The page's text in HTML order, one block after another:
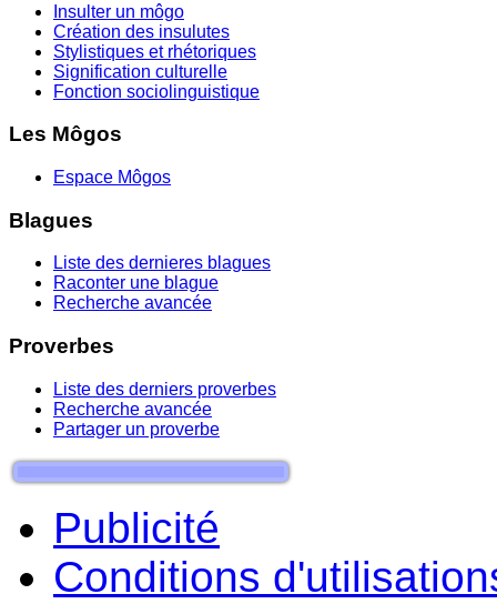
Insulter un môgo
Création des insulutes
Stylistiques et rhétoriques
Signification culturelle
Fonction sociolinguistique
Les Môgos
Espace Môgos
Blagues
Liste des dernieres blagues
Raconter une blague
Recherche avancée
Proverbes
Liste des derniers proverbes
Recherche avancée
Partager un proverbe
Publicité
Conditions